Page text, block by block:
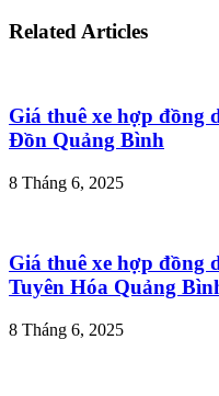
Related Articles
Giá thuê xe hợp đồng
Đồn Quảng Bình
8 Tháng 6, 2025
Giá thuê xe hợp đồng
Tuyên Hóa Quảng
8 Tháng 6, 2025